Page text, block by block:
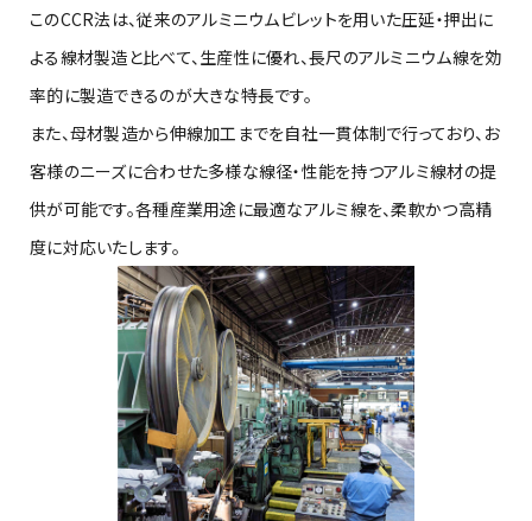
このCCR法は、従来のアルミニウムビレットを用いた圧延・押出に
よる線材製造と比べて、生産性に優れ、長尺のアルミニウム線を効
率的に製造できるのが大きな特長です。
また、母材製造から伸線加工までを自社一貫体制で行っており、お
客様のニーズに合わせた多様な線径・性能を持つアルミ線材の提
供が可能です。各種産業用途に最適なアルミ線を、柔軟かつ高精
度に対応いたします。